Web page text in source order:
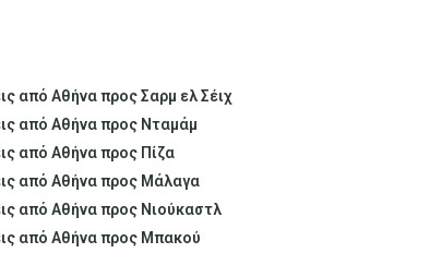
από Αθήνα προς Σαρμ ελ Σέιχ
από Αθήνα προς Νταμάμ
από Αθήνα προς Πίζα
από Αθήνα προς Μάλαγα
από Αθήνα προς Νιούκαστλ
από Αθήνα προς Μπακού